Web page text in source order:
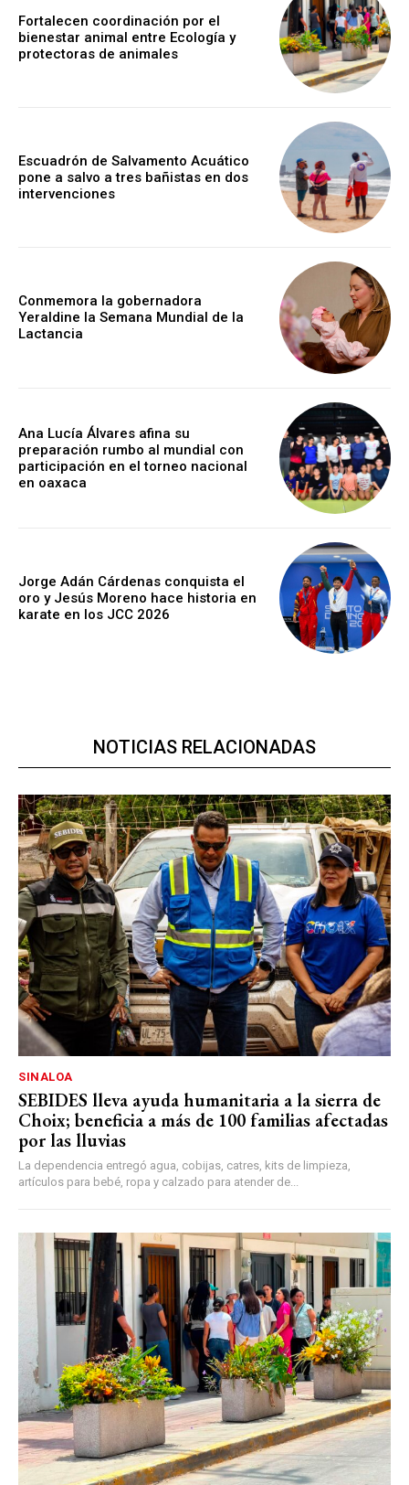
Fortalecen coordinación por el
bienestar animal entre Ecología y
protectoras de animales
Escuadrón de Salvamento Acuático
pone a salvo a tres bañistas en dos
intervenciones
Conmemora la gobernadora
Yeraldine la Semana Mundial de la
Lactancia
Ana Lucía Álvares afina su
preparación rumbo al mundial con
participación en el torneo nacional
en oaxaca
Jorge Adán Cárdenas conquista el
oro y Jesús Moreno hace historia en
karate en los JCC 2026
NOTICIAS RELACIONADAS
SINALOA
SEBIDES lleva ayuda humanitaria a la sierra de
Choix; beneficia a más de 100 familias afectadas
por las lluvias
La dependencia entregó agua, cobijas, catres, kits de limpieza,
artículos para bebé, ropa y calzado para atender de...